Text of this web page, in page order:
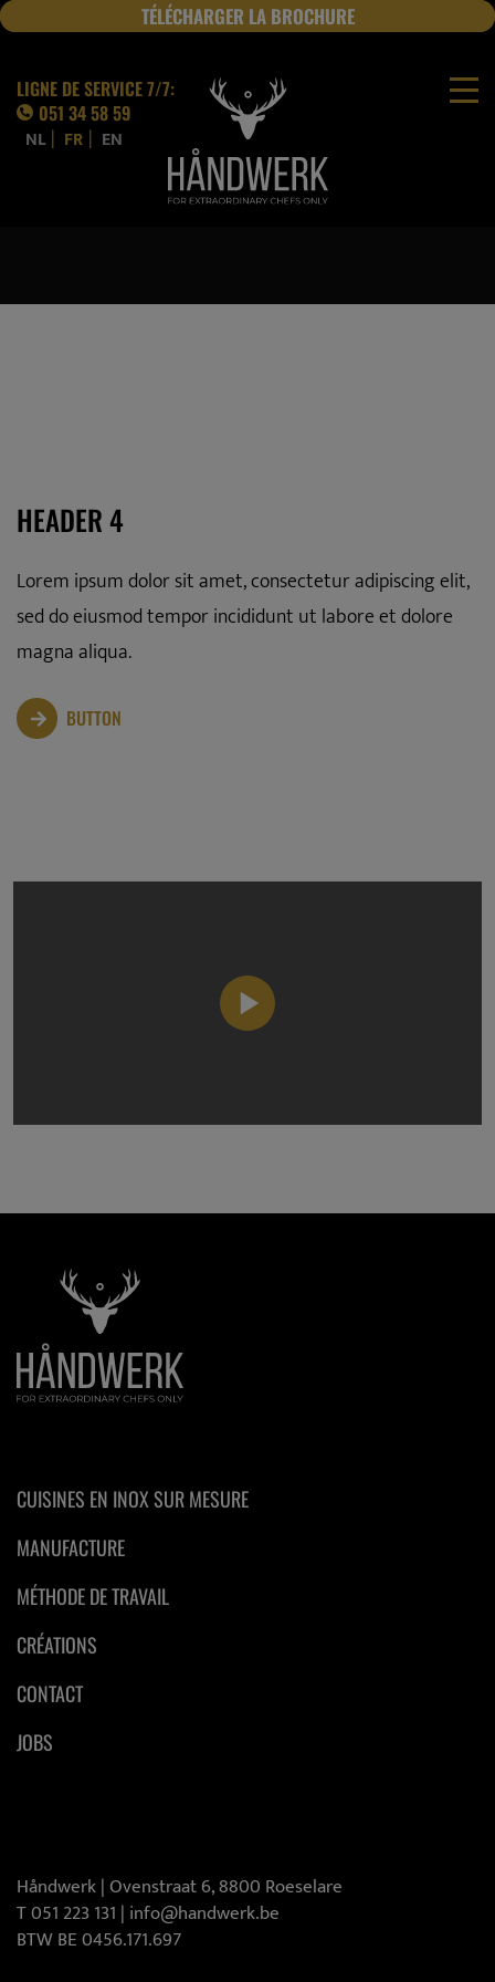
NL | FR | EN
JOBS
TÉLÉCHARGER LA BROCHURE
LIGNE DE SERVICE 7/7:
051 34 58 59
HEADER 4
Lorem ipsum dolor sit amet, consectetur adipiscing elit,
sed do eiusmod tempor incididunt ut labore et dolore
magna aliqua.
BUTTON
CUISINES EN INOX SUR MESURE
MANUFACTURE
MÉTHODE DE TRAVAIL
CRÉATIONS
CONTACT
JOBS
Håndwerk |Ovenstraat 6, 8800 Roeselare
T 051 223 131 | info@handwerk.be
BTW BE 0456.171.697